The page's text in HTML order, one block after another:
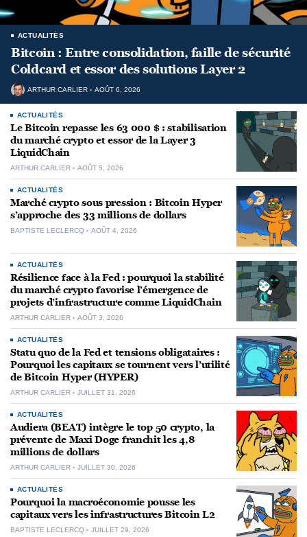
ACTUALITÉS
Bitcoin : Entre consolidation, faille de sécurité
Coldcard et essor des solutions Layer 2
ARTHUR CARLIER AOÛT 6, 2026
ACTUALITÉS
Le Bitcoin repasse les 63 000 $ : stabilisation
du marché crypto et essor de la Layer 3
LiquidChain
ARTHUR CARLIER AOÛT 5, 2026
ACTUALITÉS
Marché crypto sous pression : Bitcoin Hyper
s’approche des 33 millions de dollars
BAPTISTE LECLERCQ AOÛT 4, 2026
ACTUALITÉS
Résilience face à la Fed : pourquoi la stabilité
du marché crypto favorise l’émergence de
projets d’infrastructure comme LiquidChain
ARTHUR CARLIER AOÛT 3, 2026
ACTUALITÉS
Statu quo de la Fed et tensions obligataires :
Pourquoi les capitaux se tournent vers l’utilité
de Bitcoin Hyper (HYPER)
ARTHUR CARLIER JUILLET 31, 2026
ACTUALITÉS
Audiera (BEAT) intègre le top 50 crypto, la
prévente de Maxi Doge franchit les 4,8
millions de dollars
ARTHUR CARLIER JUILLET 30, 2026
ACTUALITÉS
Pourquoi la macroéconomie pousse les
capitaux vers les infrastructures Bitcoin L2
BAPTISTE LECLERCQ JUILLET 29, 2026